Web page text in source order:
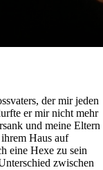
der mir jeden
er mir nicht mehr
und meine Eltern
Haus auf
eine Hexe zu sein
zwischen